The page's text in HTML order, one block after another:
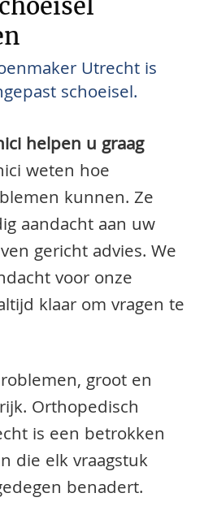
Utrecht is
schoeisel.
helpen u graag
weten hoe
kunnen. Ze
aandacht aan uw
gericht advies. We
voor onze
klaar om vragen te
groot en
Orthopedisch
is een betrokken
die elk vraagstuk
benadert.